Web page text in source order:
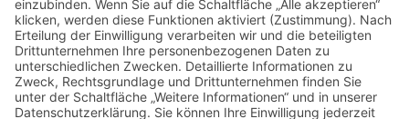
Künstliche Intelligenz in der
Plattformentwicklung
MasonOgden 24. August 2025 um 10:58